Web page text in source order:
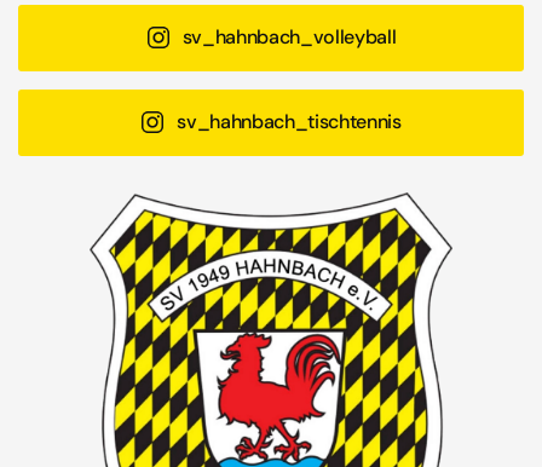
sv_hahnbach_volleyball
sv_hahnbach_tischtennis